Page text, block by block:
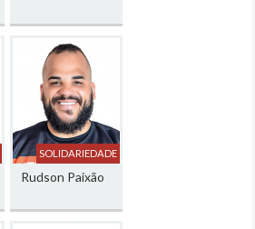
SOLIDARIEDADE
Rudson Paixão